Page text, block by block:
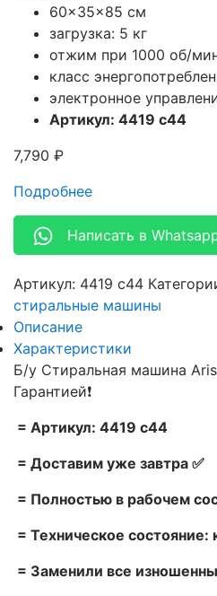
60x35x85 см
загрузка: 5 кг
отжим при 1000 об/
класс
электронное
Артикул: 4419 c44
7,790 ₽
Подробнее
Написать в
Артикул: 4419 c44
стиральные машины
Описание
Характеристики
Б/у Стиральная машина
Гарантией❗
= Артикул: 4419 c44
= Доставим уже завтра ✅
= Полностью в рабочем
= Техническое состояние:
= Заменили все